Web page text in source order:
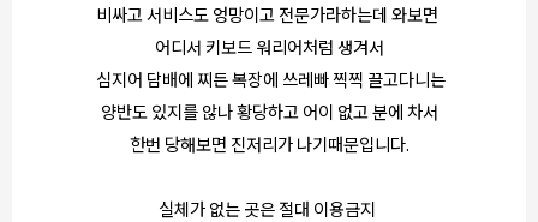
비싸고 서비스도 엉망이고 전문가라하는데 와보면
어디서 키보드 워리어처럼 생겨서
심지어 담배에 찌든 복장에 쓰레빠 찍찍 끌고다니는
양반도 있지를 않나 황당하고 어이 없고 분에 차서
한번 당해보면 진저리가 나기때문입니다.
실체가 없는 곳은 절대 이용금지